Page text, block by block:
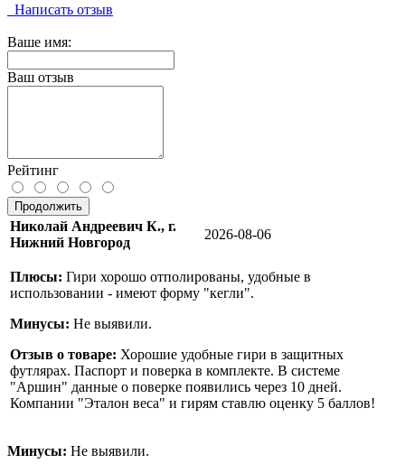
Написать отзыв
Ваше имя:
Ваш отзыв
Рейтинг
Продолжить
Николай Андреевич К., г.
Нижний Новгород
2026-08-06
Плюсы: Гири хорошо отполированы, удобные в
использовании - имеют форму "кегли".
Минусы: Не выявили.
Отзыв о товаре: Хорошие удобные гири в защитных
футлярах. Паспорт и поверка в комплекте. В системе
"Аршин" данные о поверке появились через 10 дней.
Компании "Эталон веса" и гирям ставлю оценку 5 баллов!
Минусы: Не выявили.